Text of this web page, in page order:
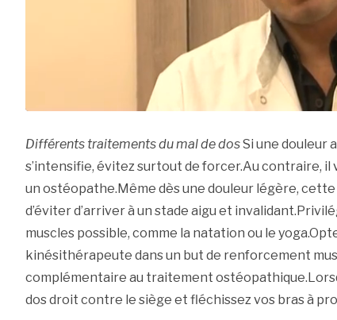
Différents traitements du mal de dosSi une douleur
s’intensifie, évitez surtout de forcer.Au contraire,
un ostéopathe.Même dès une douleur légère,
d’éviter d’arriver à un stade aigu et
muscles possible, comme la natation ou le
kinésithérapeute dans un but de renforcement
complémentaire au traitement
dos droit contre le siège et fléchissez vos bras à